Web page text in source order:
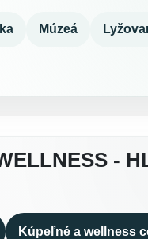
Múzeá
-
Kúpeľné a wellness